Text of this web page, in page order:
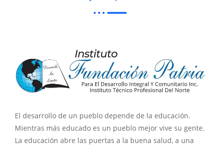
El desarrollo de un pueblo depende de la educación.
Mientras más educado es un pueblo mejor vive su gente.
La educación abre las puertas a la buena salud, a una